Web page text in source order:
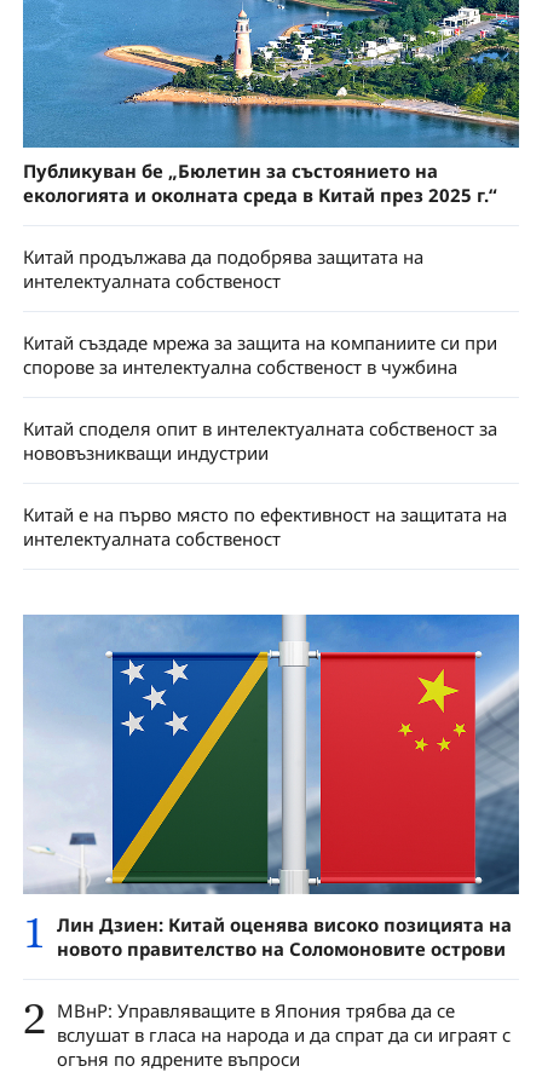
Публикуван бе „Бюлетин за състоянието на
екологията и околната среда в Китай през 2025 г.“
Китай продължава да подобрява защитата на
интелектуалната собственост
Китай създаде мрежа за защита на компаниите си при
спорове за интелектуална собственост в чужбина
Китай споделя опит в интелектуалната собственост за
нововъзникващи индустрии
Китай е на първо място по ефективност на защитата на
интелектуалната собственост
1 Лин Дзиен: Китай оценява високо позицията на
новото правителство на Соломоновите острови
2 МВнР: Управляващите в Япония трябва да се
вслушат в гласа на народа и да спрат да си играят с
огъня по ядрените въпроси